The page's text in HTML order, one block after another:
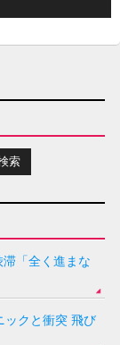
「全く進まな
ックと衝突 飛び